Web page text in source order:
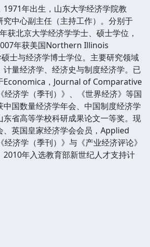
年出生，山东大学经济学院教
究中心副主任（主持工作）。分别于
获北京大学经济学学士、硕士学位，
年获美国Northern Illinois
士与经济学博士学位。主要研究领域
计量经济学、经济史与制度经济学。已
Economica，Journal of Comparative
经济学（季刊）》、《世界经济》等国
中国数量经济学年会、中国制度经济学
东省高等学校科研成果论文一等奖。现
、英国皇家经济学会会员，Applied
济学（季刊）》与《产业经济评论》
2010年入选教育部新世纪人才支持计